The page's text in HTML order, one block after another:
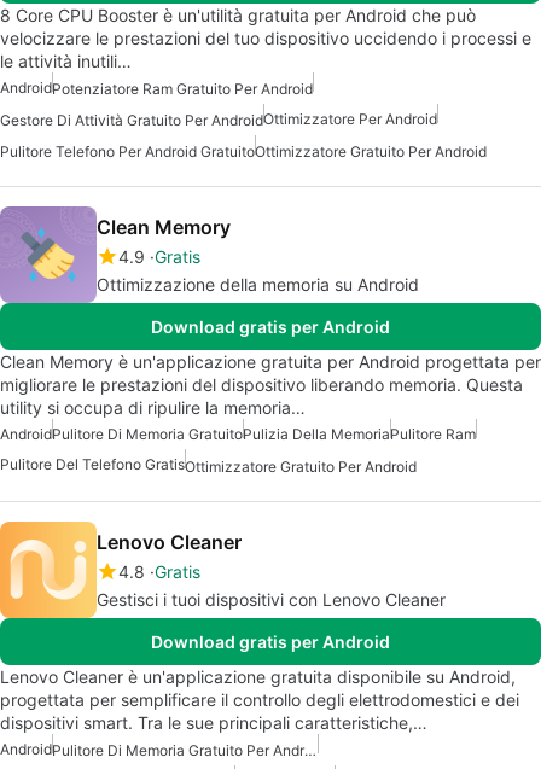
8 Core CPU Booster è un'utilità gratuita per Android che può
velocizzare le prestazioni del tuo dispositivo uccidendo i processi e
le attività inutili…
AndroidPotenziatore Ram Gratuito Per Android
Gestore Di Attività Gratuito Per AndroidOttimizzatore Per Android
Pulitore Telefono Per Android GratuitoOttimizzatore Gratuito Per Android
Clean Memory
4.9 Gratis
Ottimizzazione della memoria su Android
Download gratis per Android
Clean Memory è un'applicazione gratuita per Android progettata per
migliorare le prestazioni del dispositivo liberando memoria. Questa
utility si occupa di ripulire la memoria…
AndroidPulitore Di Memoria GratuitoPulizia Della MemoriaPulitore Ram
Pulitore Del Telefono GratisOttimizzatore Gratuito Per Android
Lenovo Cleaner
4.8 Gratis
Gestisci i tuoi dispositivi con Lenovo Cleaner
Download gratis per Android
Lenovo Cleaner è un'applicazione gratuita disponibile su Android,
progettata per semplificare il controllo degli elettrodomestici e dei
dispositivi smart. Tra le sue principali caratteristiche,…
Android
Pulitore Di Memoria Gratuito Per Android